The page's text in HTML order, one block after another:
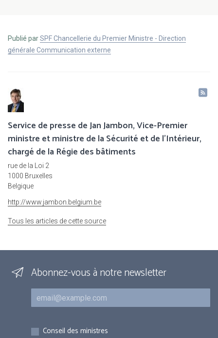
Publié parSPF Chancellerie du Premier Ministre - Direction
générale Communication externe
Service de presse de Jan Jambon, Vice-Premier
ministre et ministre de la Sécurité et de l'Intérieur,
chargé de la Régie des bâtiments
rue de la Loi 2
1000 Bruxelles
Belgique
http://www.jambon.belgium.be
Tous les articles de cette source
Abonnez-vous à notre newsletter
Courriel
Inscriptions
Conseil des ministres